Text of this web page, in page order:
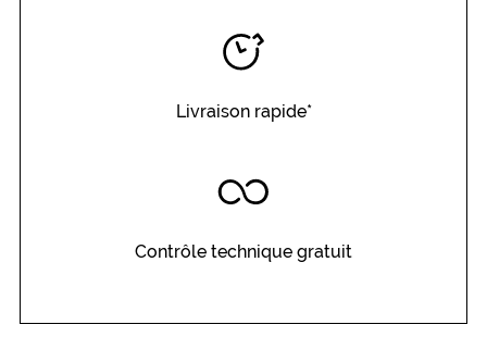
Livraison rapide*
Contrôle technique gratuit